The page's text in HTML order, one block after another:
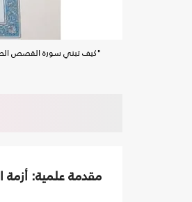
"كيف تبني سورة القصص
مقدمة علمية: أزمة